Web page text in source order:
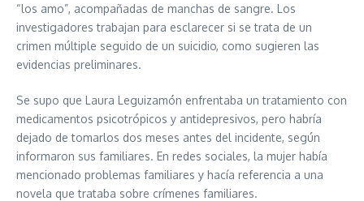
“los amo”, acompañadas de manchas de sangre. Los
investigadores trabajan para esclarecer si se trata de un
crimen múltiple seguido de un suicidio, como sugieren las
evidencias preliminares.
Se supo que Laura Leguizamón enfrentaba un tratamiento con
medicamentos psicotrópicos y antidepresivos, pero habría
dejado de tomarlos dos meses antes del incidente, según
informaron sus familiares. En redes sociales, la mujer había
mencionado problemas familiares y hacía referencia a una
novela que trataba sobre crímenes familiares.